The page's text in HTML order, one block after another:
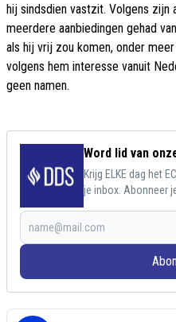
hij sindsdien vastzit. Volgens
meerdere aanbiedingen gehad
als hij vrij zou komen, onder
volgens hem interesse vanuit
geen namen.
Word lid van
Krijg ELKE dag het
je inbox. Abonneer